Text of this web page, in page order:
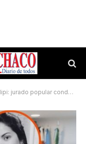
condenó a perpetua a Escalante